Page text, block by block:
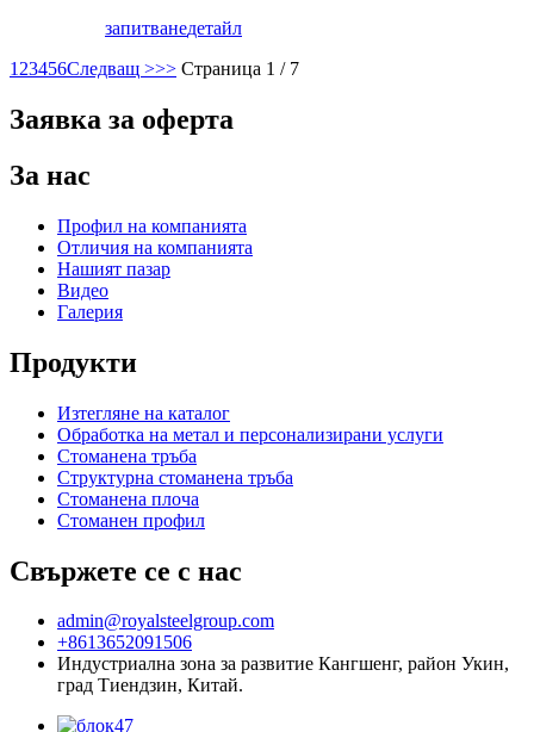
запитванедетайл
1 23456Следващ >>> Страница 1 / 7
Заявка за оферта
За нас
Профил на компанията
Отличия на компанията
Нашият пазар
Видео
Галерия
Продукти
Изтегляне на каталог
Обработка на метал и персонализирани услуги
Стоманена тръба
Структурна стоманена тръба
Стоманена плоча
Стоманен профил
Свържете се с нас
admin@royalsteelgroup.com
+8613652091506
Индустриална зона за развитие Кангшенг, район Укин,
град Тиендзин, Китай.